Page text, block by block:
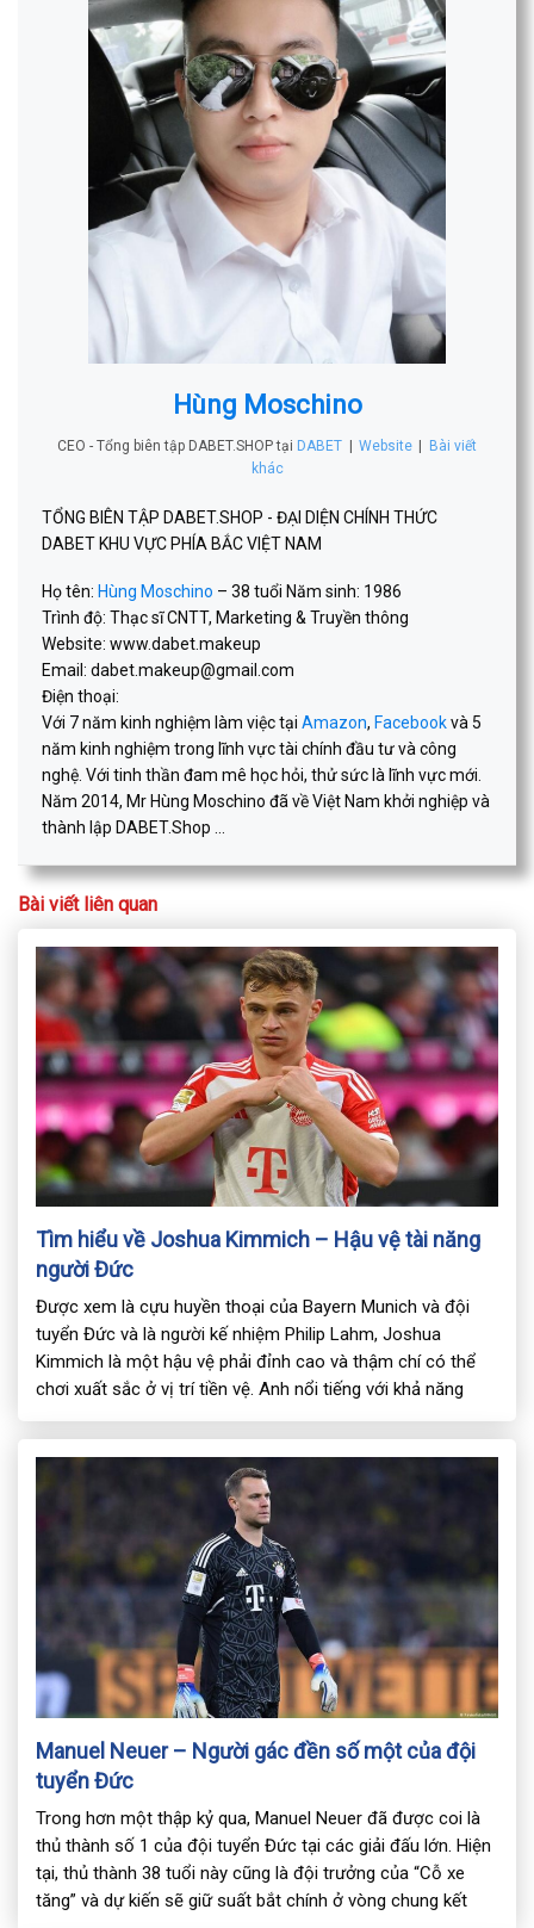
Hùng Moschino
CEO - Tổng biên tập DABET.SHOP tại DABET | Website | Bài viết
khác
TỔNG BIÊN TẬP DABET.SHOP - ĐẠI DIỆN CHÍNH THỨC
DABET KHU VỰC PHÍA BẮC VIỆT NAM
Họ tên: Hùng Moschino – 38 tuổi Năm sinh: 1986
Trình độ: Thạc sĩ CNTT, Marketing & Truyền thông
Website: www.dabet.makeup
Email: dabet.makeup@gmail.com
Điện thoại:
Với 7 năm kinh nghiệm làm việc tại Amazon, Facebookvà 5
năm kinh nghiệm trong lĩnh vực tài chính đầu tư và công
nghệ. Với tinh thần đam mê học hỏi, thử sức là lĩnh vực mới.
Năm 2014, Mr Hùng Moschino đã về Việt Nam khởi nghiệp và
thành lập DABET.Shop ...
Bài viết liên quan
Tìm hiểu về Joshua Kimmich – Hậu vệ tài năng
người Đức
Được xem là cựu huyền thoại của Bayern Munich và đội
tuyển Đức và là người kế nhiệm Philip Lahm, Joshua
Kimmich là một hậu vệ phải đỉnh cao và thậm chí có thể
chơi xuất sắc ở vị trí tiền vệ. Anh nổi tiếng với khả năng
thích nghi, tốc độ, kỹ thuật, khả […]
Manuel Neuer – Người gác đền số một của đội
tuyển Đức
Trong hơn một thập kỷ qua, Manuel Neuer đã được coi là
thủ thành số 1 của đội tuyển Đức tại các giải đấu lớn. Hiện
tại, thủ thành 38 tuổi này cũng là đội trưởng của “Cỗ xe
tăng” và dự kiến sẽ giữ suất bắt chính ở vòng chung kết